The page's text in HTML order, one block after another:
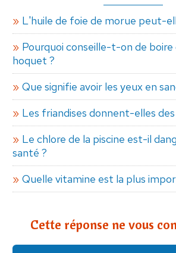
L'huile de foie de morue peut-
Pourquoi conseille-t-on de boire
hoquet ?
Que signifie avoir les yeux en
Les friandises donnent-elles
Le chlore de la piscine est-il
santé ?
Quelle vitamine est la plus
Cette réponse ne vous